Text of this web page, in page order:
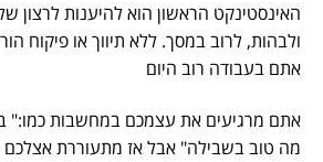
האינסטינקט הראשון הוא להיענות לרצון
ולבהות, לרוב במסך. ללא תיווך או פיקוח
אתם בעבודה רוב היום
אתם מרגיעים את עצמכם במחשבות כמו:"
מה טוב בשבילה" אבל אז מתעוררת אצלכם